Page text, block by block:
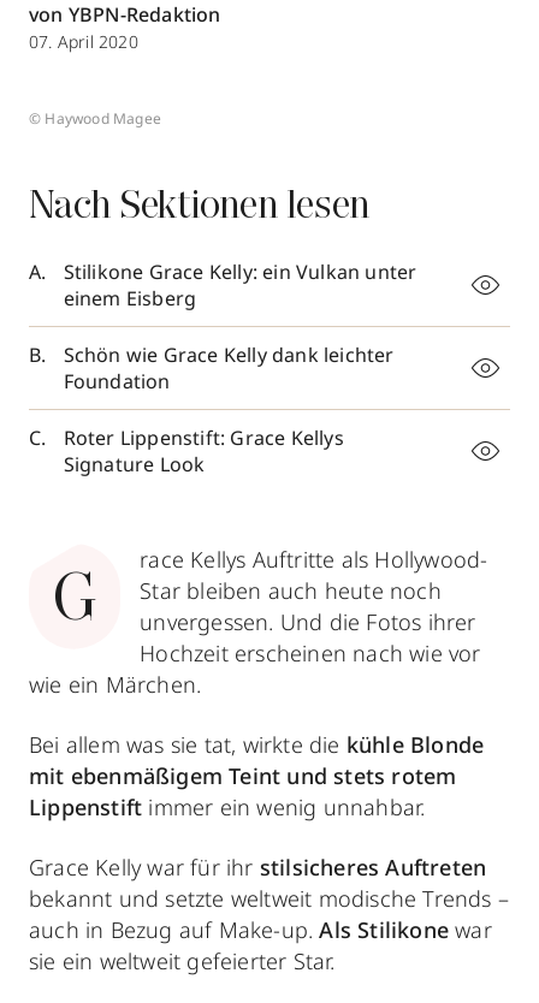
von YBPN-Redaktion
07. April 2020
© Haywood Magee
Nach Sektionen lesen
Stilikone Grace Kelly: ein Vulkan unter
einem Eisberg
Schön wie Grace Kelly dank leichter
Foundation
Roter Lippenstift: Grace Kellys
Signature Look
G
race Kellys Auftritte als Hollywood-
Star bleiben auch heute noch
unvergessen. Und die Fotos ihrer
Hochzeit erscheinen nach wie vor
wie ein Märchen.
Bei allem was sie tat, wirkte die kühle Blonde
mit ebenmäßigem Teint und stets rotem
Lippenstift immer ein wenig unnahbar.
Grace Kelly war für ihr stilsicheres Auftreten
bekannt und setzte weltweit modische Trends –
auch in Bezug auf Make-up.Als Stilikone war
sie ein weltweit gefeierter Star.